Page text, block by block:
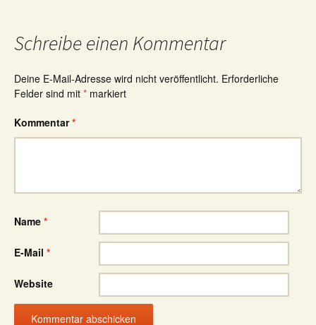
Schreibe einen Kommentar
Deine E-Mail-Adresse wird nicht veröffentlicht. Erforderliche
Felder sind mit * markiert
Kommentar*
Name *
E-Mail *
Website